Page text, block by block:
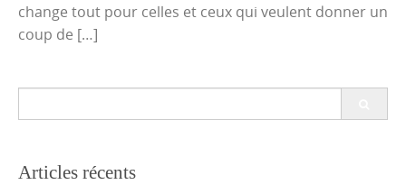
change tout pour celles et ceux qui veulent donner un
coup de […]
Articles récents